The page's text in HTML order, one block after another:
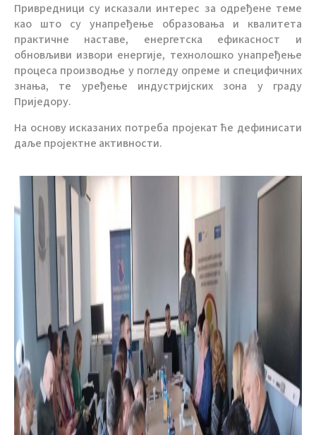
Привредници су исказали интерес за одређене теме
као што су унапређење образовања и квалитета
практичне наставе, енергетска ефикасност и
обновљиви извори енергије, технолошко унапређење
процеса производње у погледу опреме и специфичних
знања, те уређење индустријских зона у граду
Приједору.
На основу исказаних потреба пројекат ће дефинисати
даље пројектне активности.